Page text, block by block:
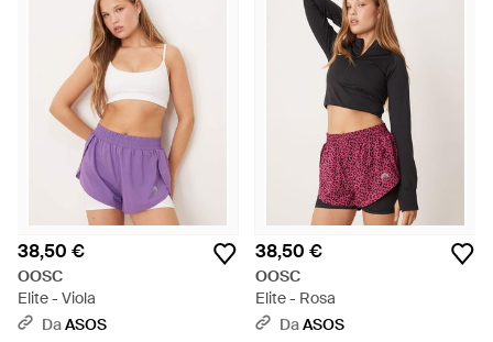
38,50 €
OOSC
Elite - Viola
DaASOS
38,50 €
OOSC
Elite - Rosa
DaASOS